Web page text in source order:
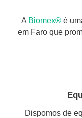
A Biomex®é
em Faro que
Dispomos de